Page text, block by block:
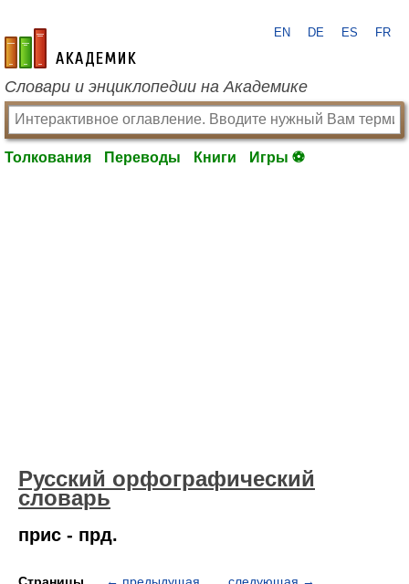
academic.ru
EN DE ES FR
Словари и энциклопедии на Академике
Толкования Переводы Книги Игры ⚽
Русский орфографический
словарь
прис - прд.